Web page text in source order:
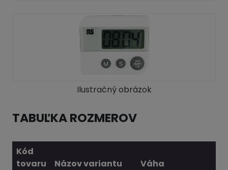
Ilustračný obrázok
TABUĽKA ROZMEROV
Kód
tovaru
Názov variantu
Váha